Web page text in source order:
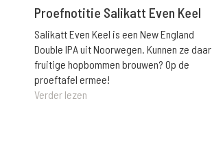
Proefnotitie Salikatt Even Keel
Salikatt Even Keel is een New England
Double IPA uit Noorwegen. Kunnen ze daar
fruitige hopbommen brouwen? Op de
proeftafel ermee!
Verder lezen